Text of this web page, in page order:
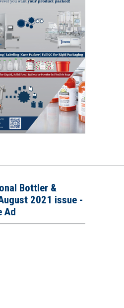
Bottler &
2021 issue -
Ad